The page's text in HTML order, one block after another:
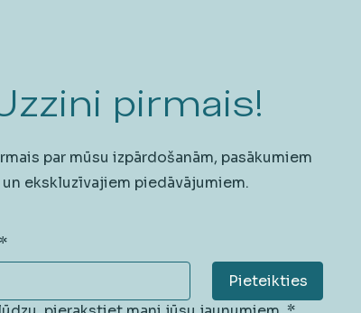
pirmais!
par mūsu izpārdošanām, pasākumiem
un ekskluzīvajiem piedāvājumiem.
*
Pieteikties